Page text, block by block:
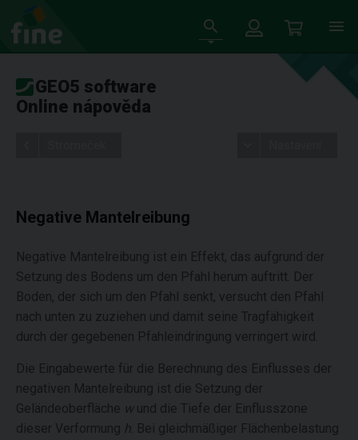
GEO5 software
Online nápověda
Negative Mantelreibung
Negative Mantelreibung ist ein Effekt, das aufgrund der
Setzung des Bodens um den Pfahl herum auftritt. Der
Boden, der sich um den Pfahl senkt, versucht den Pfahl
nach unten zu zuziehen und damit seine Tragfähigkeit
durch der gegebenen Pfahleindringung verringert wird.
Die Eingabewerte für die Berechnung des Einflusses der
negativen Mantelreibung ist die Setzung der
Geländeoberfläche wund die Tiefe der Einflusszone
dieser Verformung h . Bei gleichmäßiger Flächenbelastung